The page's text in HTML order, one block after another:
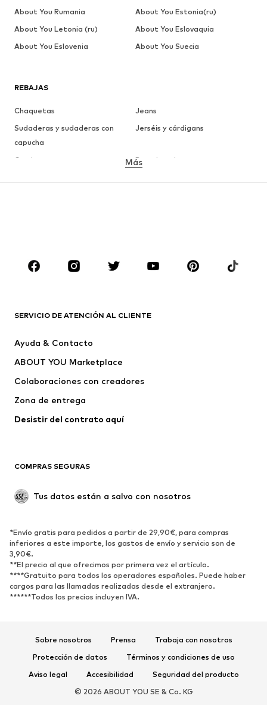
REBAJAS
Chaquetas
Jeans
Sudaderas y sudaderas con
capucha
Jerséis y cárdigans
Camisetas
Ropa interior
ROPA
Camisetas
Jeans
Pantalones
Ropa interior
Jerséis y cárdigans
Trajes y chaquetas
Ropa de baño
Nuevo
Tendencia
Zapatos bajos
Zapatos deportivos
Zapatos abiertos
DEPORTE
Ropa deportiva
Disciplinas deportivas
Complementos deportivos
COMPLEMENTOS
Más
SERVICIO DE ATENCIÓN AL CLIENTE
Ayuda & Contacto
ABOUT YOU Marketplace
Colaboraciones con creadores
Zona de entrega
Desistir del contrato aquí
COMPRAS SEGURAS
Tus datos están a salvo con nosotros
*Envío gratis para pedidos a partir de 29,90€, para compras
inferiores a este importe, los gastos de envío y servicio son de
3,90€.
**El precio al que ofrecimos por primera vez el artículo.
****Gratuito para todos los operadores españoles. Puede haber
cargos para las llamadas realizadas desde el extranjero.
******Todos los precios incluyen IVA.
Sobre nosotros Prensa
Trabaja con nosotros
Protección de datos
Términos y condiciones de uso
Aviso legal
Accesibilidad
Seguridad del producto
© 2026 ABOUT YOU SE & Co. KG
About You Rumania
About You Estonia(ru)
About You Letonia (ru)
About You Eslovaquia
About You Eslovenia
About You Suecia